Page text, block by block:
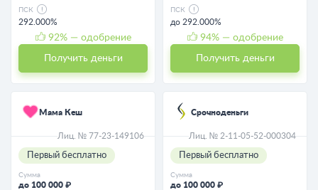
ПСК
292.000%
92% — одобрение
Получить деньги
ПСК
до 292.000%
94% — одобрение
Получить деньги
Мама Кеш
Лиц. № 77-23-149106
Первый бесплатно
Сумма
до 100 000 ₽
Срочноденьги
Лиц. № 2-11-05-52-000304
Первый бесплатно
Сумма
до 100 000 ₽